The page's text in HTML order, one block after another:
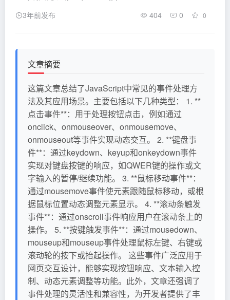
3年前发布 404 0 0
文章摘要
这篇文章总结了JavaScript中常见的事件处理方
法及其应用场景。主要包括以下几种类型： 1. **
点击事件**：用于处理按钮点击，例如通过
onclick、onmouseover、onmousemove、
onmouseout等事件实现动态交互。 2. **键盘事
件**：通过keydown、keyup和onkeydown事件
实现对键盘按键的响应，如QWER键的操作或文
字输入的暂停/继续功能。 3. **鼠标移动事件**：
通过mousemove事件使元素跟随鼠标移动，或根
据鼠标位置动态调整元素显示。 4. **滚动条触发
事件**：通过onscroll事件响应用户在滚动条上的
操作。 5. **按键触发事件**：通过mousedown、
mouseup和mouseup事件处理鼠标左键、右键或
滚动轮的按下或抬起操作。 这些事件广泛应用于
网页交互设计，能够实现按钮响应、文本输入控
制、动态元素调整等功能。此外，文章还强调了
事件处理的灵活性和兼容性，为开发者提供了丰